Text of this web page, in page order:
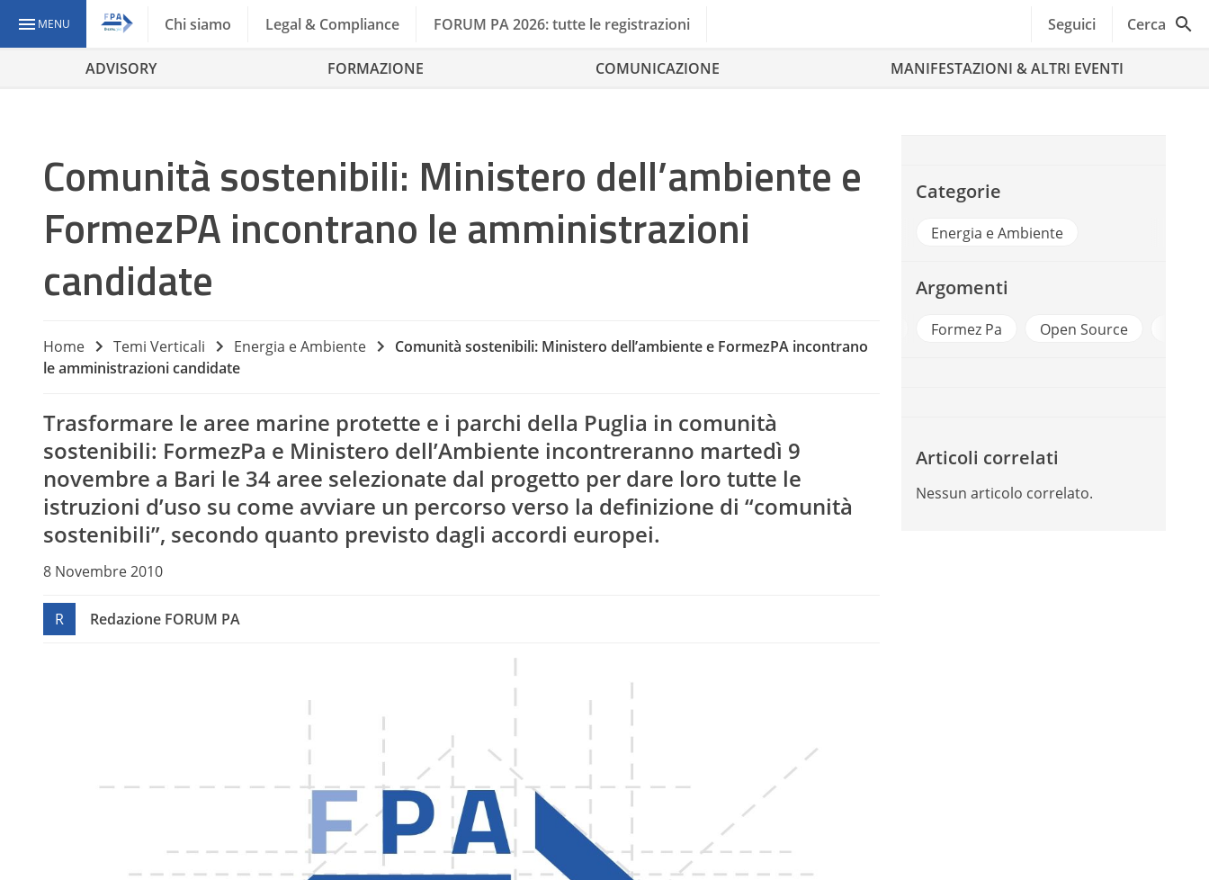
MENU Chi siamo Legal & Compliance FORUM PA 2026: tutte le registrazioni Seguici Cerca
ADVISORY FORMAZIONE COMUNICAZIONE MANIFESTAZIONI & ALTRI EVENTI
Comunità sostenibili: Ministero dell’ambiente e
FormezPA incontrano le amministrazioni
candidate
Home Temi Verticali Energia e Ambiente
Comunità sostenibili: Ministero dell’ambiente e FormezPA incontrano
le amministrazioni candidate
Trasformare le aree marine protette e i parchi della Puglia in comunità
sostenibili: FormezPa e Ministero dell’Ambiente incontreranno martedì 9
novembre a Bari le 34 aree selezionate dal progetto per dare loro tutte le
istruzioni d’uso su come avviare un percorso verso la definizione di “comunità
sostenibili”, secondo quanto previsto dagli accordi europei.
8 Novembre 2010
R Redazione FORUM PA
Categorie
Energia e Ambiente
Argomenti
Formez Pa Open Source
Articoli correlati
Nessun articolo correlato.